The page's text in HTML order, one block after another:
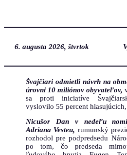
6. augusta 2026, štvrtok
Švajčiari odmietli návrh na
úrovni 10 miliónov obyvateľov,
sa proti iniciatíve
vyslovilo 55 percent hlasujúcich,
Nicušor Dan v nedeľu
Adriana Vesteu, rumunský
rozhodol pre podpredsedu
po tom, čo predseda